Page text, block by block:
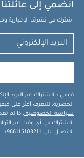
انضمي إلى عائلتنا
اشترك في نشرتنا الإخبارية
قومي بالاشتراك عبر البريد
الحصرية. للتعرف أكثر على
سياسة الخصوصية .إذا لم
الاشتراك في أي وقت عبر
الاتصال على 966115103211+
.